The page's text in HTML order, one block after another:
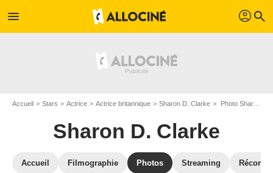
menu profil search
Accueil Stars Actrice Actrice britannique Sharon D. Clarke Photo Sharon D. Clarke, Cornell John
Sharon D. Clarke
Accueil Filmographie Photos Streaming